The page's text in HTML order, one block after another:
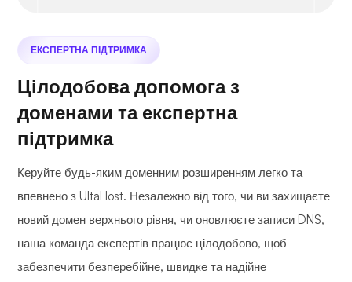
ЕКСПЕРТНА ПІДТРИМКА
Цілодобова допомога з
доменами та експертна
підтримка
Керуйте будь-яким доменним розширенням легко та
впевнено з UltaHost. Незалежно від того, чи ви захищаєте
новий домен верхнього рівня, чи оновлюєте записи DNS,
наша команда експертів працює цілодобово, щоб
забезпечити безперебійне, швидке та надійне